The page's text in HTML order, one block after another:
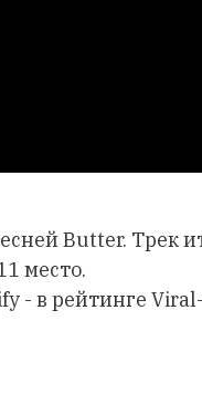
Butter. Трек
место.
- в рейтинге